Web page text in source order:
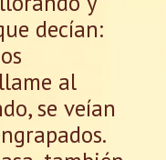
decían:
al
se veían